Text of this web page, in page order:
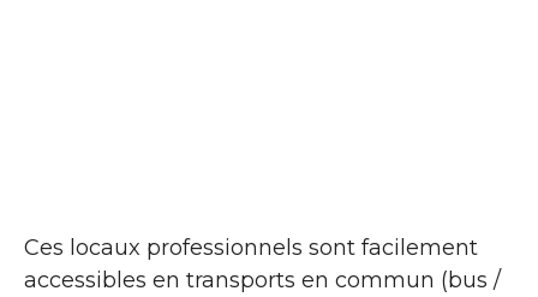
Ces locaux professionnels sont facilement
accessibles en transports en commun (bus /